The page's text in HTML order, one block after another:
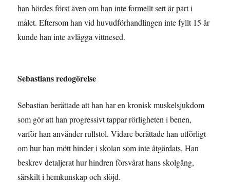
han hördes först även om han inte formellt sett är part i
målet. Eftersom han vid huvudförhandlingen inte fyllt 15 år
kunde han inte avlägga vittnesed.
Sebastians redogörelse
Sebastian berättade att han har en kronisk muskelsjukdom
som gör att han progressivt tappar rörligheten i benen,
varför han använder rullstol. Vidare berättade han utförligt
om hur han mött hinder i skolan som inte åtgärdats. Han
beskrev detaljerat hur hindren försvårat hans skolgång,
särskilt i hemkunskap och slöjd.